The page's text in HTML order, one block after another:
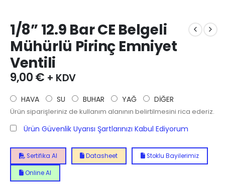
1/8” 12.9 Bar CE Belgeli
Mühürlü Pirinç Emniyet
Ventili
9,00€ + KDV
HAVA SU BUHAR YAĞ DİĞER
Ürün siparişleriniz de kullanım alanının belirtilmesini rica ederiz.
Ürün Güvenlik Uyarısı Şartlarınızı Kabul Ediyorum
Sertifika Al Datasheet Stoklu Bayilerimiz
Online Al